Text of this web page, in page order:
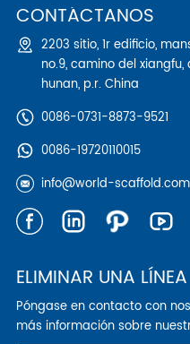
CONTÁCTANOS
2203 sitio, 1r edificio,
no.9, camino del
hunan, p.r. China
0086-0731-8873-9521
0086-19720110015
info@world-scaffold.com
ELIMINAR UNA LÍNEA
Póngase en contacto con nosotros de inmediato para obtener
más información sobre